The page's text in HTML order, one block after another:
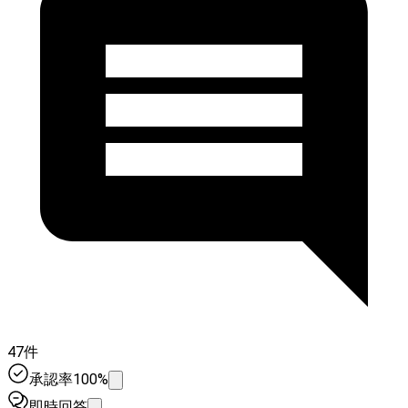
47件
承認率100%